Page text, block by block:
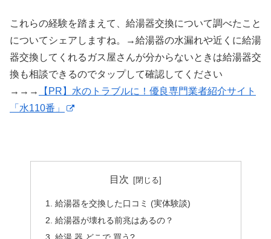
これらの経験を踏まえて、給湯器交換について調べたこと
についてシェアしますね。→給湯器の水漏れや近くに給湯
器交換してくれるガス屋さんが分からないときは給湯器交
換も相談できるのでタップして確認してください
→→→
【PR】水のトラブルに！優良専門業者紹介サイト
「水110番」
目次
給湯器を交換した口コミ (実体験談)
給湯器が壊れる前兆はあるの？